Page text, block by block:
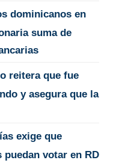
dominicanos en
suma de
reitera que fue
y asegura que la
exige que
votar en RD